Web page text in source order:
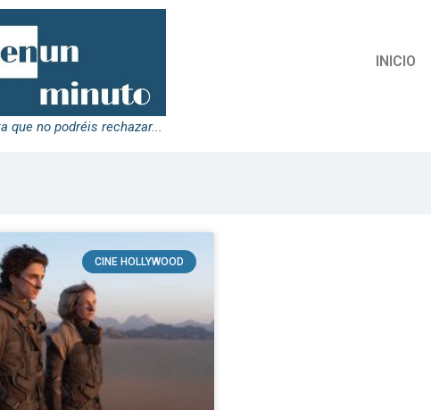
que no podréis rechazar...
INICIO
CINE HOLLYWOOD